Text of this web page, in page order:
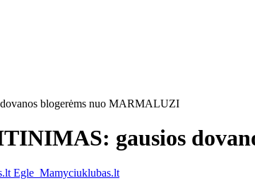
gausios
Egle_Mamyciuklubas.lt